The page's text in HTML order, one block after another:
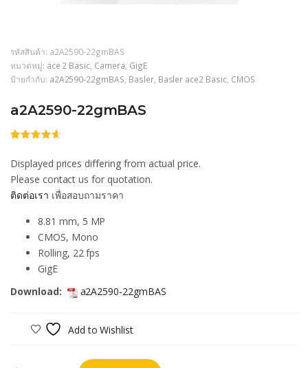
รหัสสินค้า: a2A2590-22gmBAS
หมวดหมู่: ace 2 Basic, Camera, GigE
ป้ายกำกับ: a2A2590-22gmBAS, Basler, Basler ace2 Basic, CMOS
a2A2590-22gmBAS
คะแนน
4.54จาก
5 คะแนน
การให้
ของลูกค้า
Displayed prices differing from actual price.
Please contact us for quotation.
ติดต่อเรา เพื่อสอบถามราคา
8.81 mm, 5 MP
CMOS, Mono
Rolling, 22 fps
GigE
Download:
a2A2590-22gmBAS
Add to Wishlist